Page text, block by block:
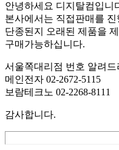
안녕하세요 디지탈컴입니
본사에서는 직접판매를
단종된지 오래된 제품을
구매가능하십니다.
서울쪽대리점 번호 알려드
메인전자 02-2672-5115
보람테크노 02-2268-8111
감사합니다.